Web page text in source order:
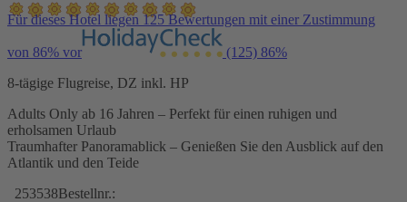
Für dieses Hotel liegen 125 Bewertungen mit einer Zustimmung
von 86% vor (125) 86%
8-tägige Flugreise, DZ inkl. HP
Adults Only ab 16 Jahren – Perfekt für einen ruhigen und
erholsamen Urlaub
Traumhafter Panoramablick – Genießen Sie den Ausblick auf den
Atlantik und den Teide
253538Bestellnr.: